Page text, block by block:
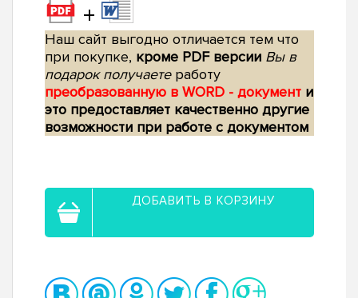
+
Наш сайт выгодно отличается тем что
при покупке, кроме PDF версии Вы в
подарок получаетеработу
преобразованную в WORD - документ и
это предоставляет качественно другие
возможности при работе с документом
ДОБАВИТЬ В КОРЗИНУ